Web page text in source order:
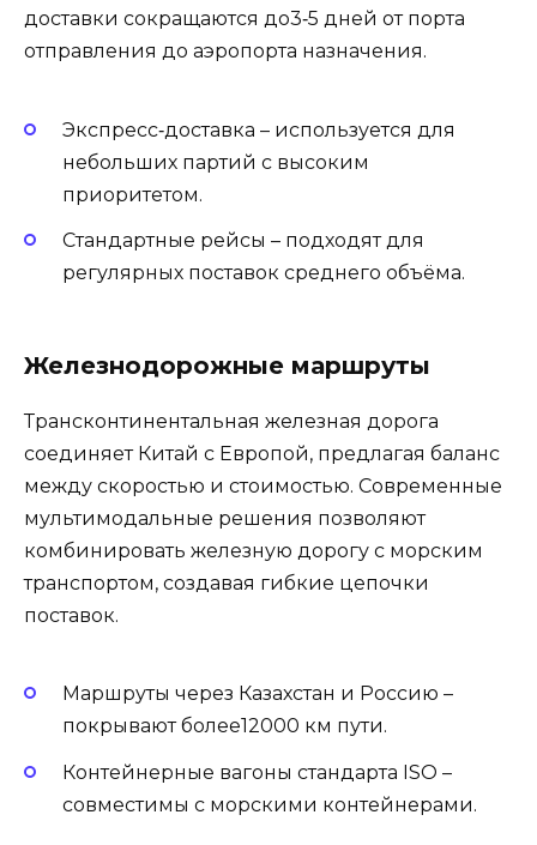
доставки сокращаются до3‑5 дней от порта
отправления до аэропорта назначения.
Экспресс‑доставка – используется для
небольших партий с высоким
приоритетом.
Стандартные рейсы – подходят для
регулярных поставок среднего объёма.
Железнодорожные маршруты
Трансконтинентальная железная дорога
соединяет Китай с Европой, предлагая баланс
между скоростью и стоимостью. Современные
мультимодальные решения позволяют
комбинировать железную дорогу с морским
транспортом, создавая гибкие цепочки
поставок.
Маршруты через Казахстан и Россию –
покрывают более12000 км пути.
Контейнерные вагоны стандарта ISO –
совместимы с морскими контейнерами.